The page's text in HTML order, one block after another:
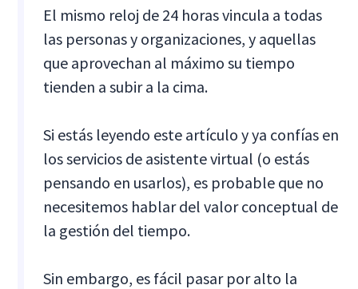
El mismo reloj de 24 horas vincula a todas
las personas y organizaciones, y aquellas
que aprovechan al máximo su tiempo
tienden a subir a la cima.
Si estás leyendo este artículo y ya confías en
los servicios de asistente virtual (o estás
pensando en usarlos), es probable que no
necesitemos hablar del valor conceptual de
la gestión del tiempo.
Sin embargo, es fácil pasar por alto la